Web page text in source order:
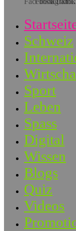
Schweiz
Sport
Leben
Spass
Digital
Wissen
Blogs
Quiz
Videos